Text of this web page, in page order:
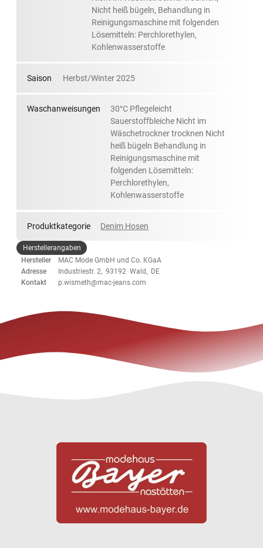
Nicht heiß bügeln, Behandlung in
Reinigungsmaschine mit folgenden
Lösemitteln: Perchlorethylen,
Kohlenwasserstoffe
Saison Herbst/Winter 2025
Waschanweisungen
30°C Pflegeleicht
Sauerstoffbleiche Nicht im
Wäschetrockner trocknen Nicht
heiß bügeln Behandlung in
Reinigungsmaschine mit
folgenden Lösemitteln:
Perchlorethylen,
Kohlenwasserstoffe
Produktkategorie Denim Hosen
Herstellerangaben
Hersteller
MAC Mode GmbH und Co. KGaA
Adresse
Industriestr. 2, 93192 Wald, DE
Kontakt
p.wismeth@mac-jeans.com